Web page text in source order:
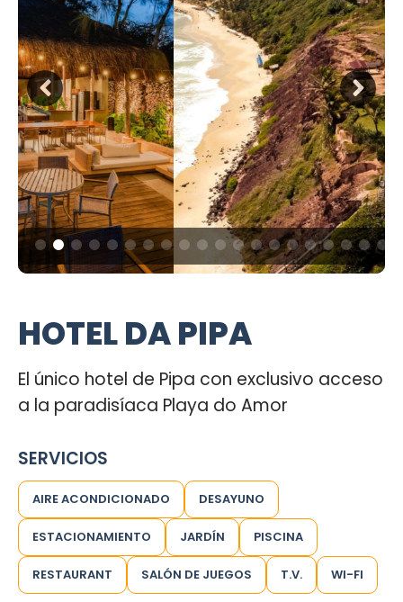
HOTEL DA PIPA
El único hotel de Pipa con exclusivo acceso
a la paradisíaca Playa do Amor
SERVICIOS
AIRE ACONDICIONADO DESAYUNO
ESTACIONAMIENTO JARDÍN PISCINA
RESTAURANT SALÓN DE JUEGOS T.V. WI-FI